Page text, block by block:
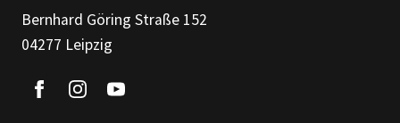
Bernhard Göring Straße 152
04277 Leipzig